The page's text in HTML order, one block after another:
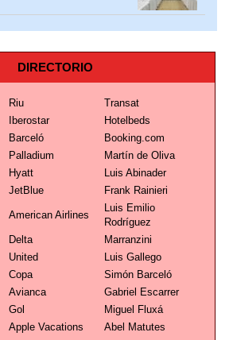
DIRECTORIO
Riu
Transat
Iberostar
Hotelbeds
Barceló
Booking.com
Palladium
Martín de Oliva
Hyatt
Luis Abinader
JetBlue Frank Rainieri
American Airlines
Luis Emilio
Rodríguez
Delta
Marranzini
United
Luis Gallego
Copa
Simón Barceló
Avianca
Gabriel Escarrer
Gol
Miguel Fluxá
Apple Vacations
Abel Matutes